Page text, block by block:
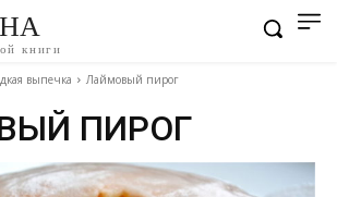
книги
выпечка Лаймовый пирог
ПИРОГ